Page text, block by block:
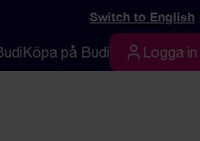
Switch to English
Köpa på Budi Logga in
Logga in